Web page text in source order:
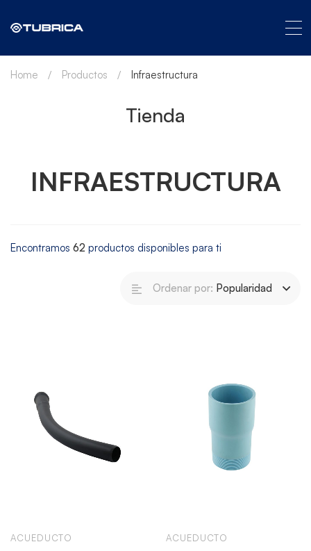
Tienda
Home Productos Infraestructura
INFRAESTRUCTURA
Encontramos 62 productos disponibles para ti
Ordenar por: Popularidad
ACUEDUCTO ACUEDUCTO